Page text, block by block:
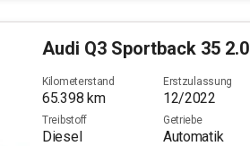
Audi Q3 Sportback 35 2.0 TDI S line (EURO 6d)
Kilometerstand
65.398 km
Erstzulassung
12/2022
Treibstoff
Diesel
Getriebe
Automatik